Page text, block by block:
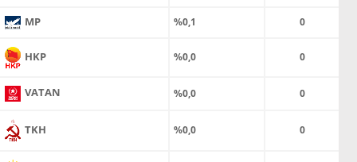
MP %0,1 0
HKP %0,0 0
VATAN %0,0 0
TKH %0,0 0